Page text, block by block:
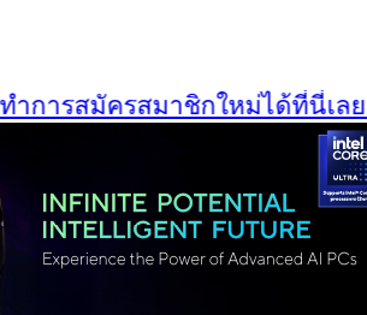
ารสมัครสมาชิกใหม่ได้ที่นี่เลยค